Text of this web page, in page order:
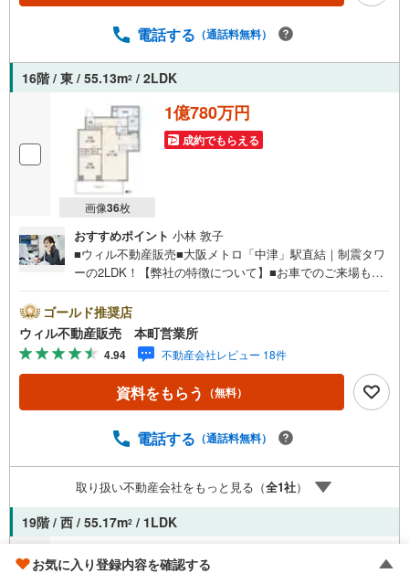
電話する （通話料無料）
16階 / 東 / 55.13m2 / 2LDK
画像36枚
1億780万円
成約でもらえる
おすすめポイント 小林 敦子
■ウィル不動産販売■大阪メトロ「中津」駅直結｜制震タワ
ーの2LDK！【弊社の特徴について】■お車でのご来場も可
で、担当者のお声がけください。■キッズスペースもござい
ますので、小さなお子様がいらっしゃるご家庭もお気軽の
ご来場ください！＝＝＝＝＝＝＝＝＝＝＝＝＝＝＝＝＝＝
＝＝＝＝＝＝＝＝＝＝＝＝【営業時間 10:00～19:00】（定
休日なし）火曜日・水曜日も営業しております。上記時間
はお電話が繋がりやすくなっております。ぜひお気軽にご
する（無料）」ボタンよりご希望の日時をご記入いただけ
担当、ローン担当が居ますので、何でも気軽にご相談いた
だけます！■リフォーム担当と一緒に現地見学を行い、その
場でリフォームのご提案等をさせていただきます！■物件管
紹介も可能です！
ゴールド推奨店
ウィル不動産販売 本町営業所
4.94 不動産会社レビュー 18件
資料をもらう （無料）
電話する （通話料無料）
取り扱い不動産会社をもっと見る（全1社）
19階 / 西 / 55.17m2 / 1LDK
1億1,980万円
お気に入り登録内容を確認する